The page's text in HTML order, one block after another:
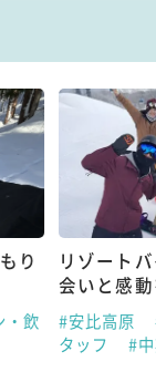
り
・飲
リゾート
会いと感
#安比高原
タッフ
#